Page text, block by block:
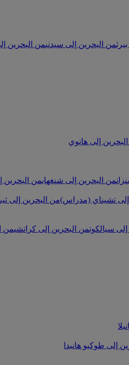
من البحرين إلى سيدنيمن البحرين
إلى هانوي
من البحرين إلى شنغهايمن البحرين
تشيناي (مدراس)من البحرين إلى
سيالكوتمن البحرين إلى كراتشيمن
إلى طوكيو هانيدا